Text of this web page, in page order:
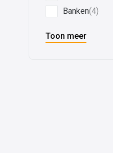
Banken(4)
Toon meer